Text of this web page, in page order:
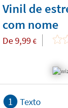
Vinil de
com nome
De9,99 €
1 Texto